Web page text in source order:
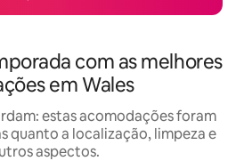
com as melhores
em Wales
estas acomodações foram
quanto a localização, limpeza e
aspectos.